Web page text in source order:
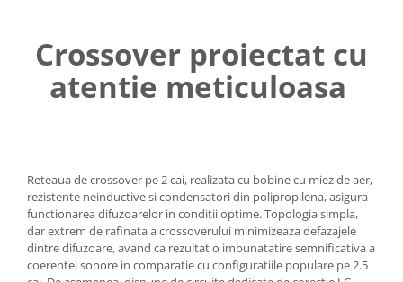
Crossover proiectat cu
atentie meticuloasa
Reteaua de crossover pe 2 cai, realizata cu bobine cu miez de aer,
rezistente neinductive si condensatori din polipropilena, asigura
functionarea difuzoarelor in conditii optime. Topologia simpla,
dar extrem de rafinata a crossoverului minimizeaza defazajele
dintre difuzoare, avand ca rezultat o imbunatatire semnificativa a
coerentei sonore in comparatie cu configuratiile populare pe 2.5